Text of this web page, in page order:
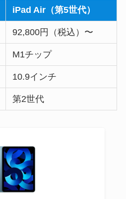
iPad Air（第5世代）
92,800円（税込）〜
M1チップ
10.9インチ
第2世代